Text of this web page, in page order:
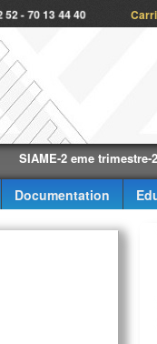
- 70 13 44 40
2 eme trimestre-2026
Documentation